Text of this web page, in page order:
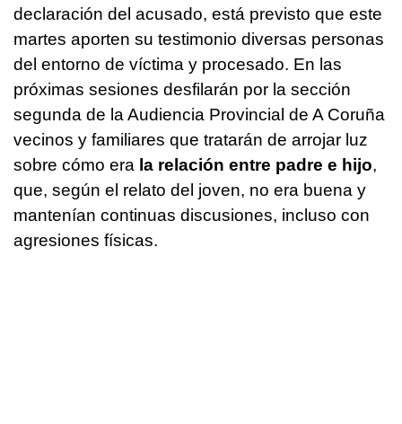
declaración del acusado, está previsto que este
martes aporten su testimonio diversas personas
del entorno de víctima y procesado. En las
próximas sesiones desfilarán por la sección
segunda de la Audiencia Provincial de A Coruña
vecinos y familiares que tratarán de arrojar luz
sobre cómo era la relación entre padre e hijo,
que, según el relato del joven, no era buena y
mantenían continuas discusiones, incluso con
agresiones físicas.